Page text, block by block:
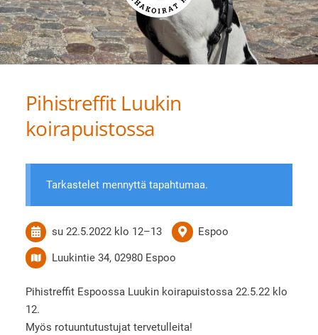
Pihistreffit Luukin
koirapuistossa
Tarkastelet mennyttä tapahtumaa.
su 22.5.2022 klo 12–13 Espoo
Luukintie 34, 02980 Espoo
Pihistreffit Espoossa Luukin koirapuistossa 22.5.22 klo
12.
Myös rotuuntutustujat tervetulleita!